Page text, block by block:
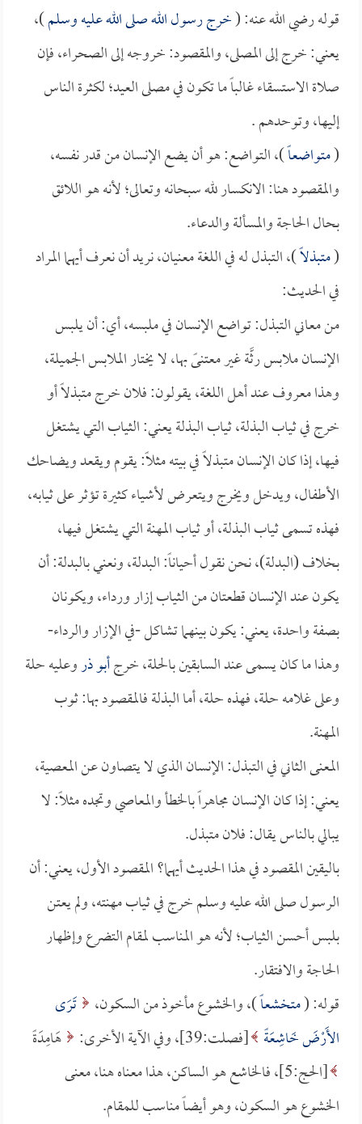
قوله رضي الله عنه: (خرج رسول الله صلى الله عليه وسلم)،
يعني: خرج إلى المصلى، والمقصود: خروجه إلى الصحراء، فإن
صلاة الاستسقاء غالباً ما تكون في مصلى العيد؛ لكثرة الناس
إليها، وتوحدهم .
(متواضعاً)، التواضع: هو أن يضع الإنسان من قدر نفسه،
والمقصود هنا: الانكسار لله سبحانه وتعالى؛ لأنه هو اللائق
بحال الحاجة والمسألة والدعاء.
(متبذلاً)، التبذل له في اللغة معنيان، نريد أن نعرف أيهما المراد
في الحديث:
من معاني التبذل: تواضع الإنسان في ملبسه، أي: أن يلبس
الإنسان ملابس رثَّة غير معتنىً بها، لا يختار الملابس الجميلة،
وهذا معروف عند أهل اللغة، يقولون: فلان خرج متبذلاً أو
خرج في ثياب البذلة، ثياب البذلة يعني: الثياب التي يشتغل
فيها، إذا كان الإنسان متبذلاً في بيته مثلاً: يقوم ويقعد ويضاحك
الأطفال، ويدخل ويخرج ويتعرض لأشياء كثيرة تؤثر على ثيابه،
فهذه تسمى ثياب البذلة، أو ثياب المهنة التي يشتغل فيها،
بخلاف (البدلة)، نحن نقول أحياناً: البدلة، ونعني بالبدلة: أن
يكون عند الإنسان قطعتان من الثياب إزار ورداء، ويكونان
بصفة واحدة، يعني: يكون بينهما تشاكل -في الإزار والرداء-
وهذا ما كان يسمى عند السابقين بالحلة، خرجأبو ذروعليه حلة
وعلى غلامه حلة، فهذه حلة، أما البذلة فالمقصود بها: ثوب
المهنة.
المعنى الثاني في التبذل: الإنسان الذي لا يتصاون عن المعصية،
يعني: إذا كان الإنسان مجاهراً بالخطأ والمعاصي وتجده مثلاً: لا
يبالي بالناس يقال: فلان متبذل.
باليقين المقصود في هذا الحديث أيهما؟ المقصود الأول، يعني: أن
الرسول صلى الله عليه وسلم خرج في ثياب مهنته، ولم يعتن
بلبس أحسن الثياب؛ لأنه هو المناسب لمقام التضرع وإظهار
الحاجة والافتقار.
قوله: (متخشعاً)، والخشوع مأخوذ من السكون، تَرَى
الأَرْضَ خَاشِعَةً [فصلت:39]، وفي الآية الأخرى:
هَامِدَةً
[الحج:5]، فالخاشع هو الساكن، هذا معناه هنا، معنى
الخشوع هو السكون، وهو أيضاً مناسب للمقام.